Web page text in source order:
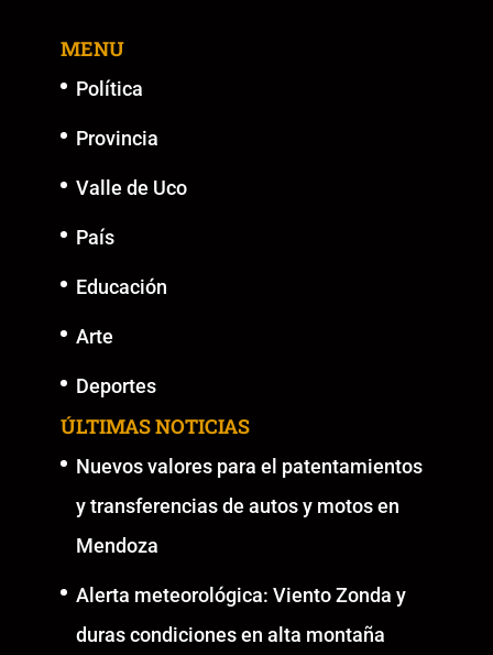
MENU
Política
Provincia
Valle de Uco
País
Educación
Arte
Deportes
ÚLTIMAS NOTICIAS
Nuevos valores para el patentamientos
y transferencias de autos y motos en
Mendoza
Alerta meteorológica: Viento Zonda y
duras condiciones en alta montaña